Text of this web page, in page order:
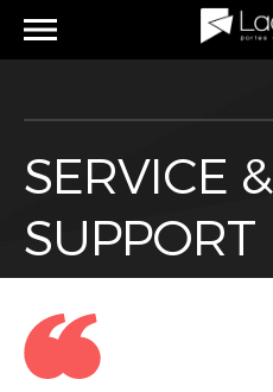
Cloud
SERVICE &
SUPPORT